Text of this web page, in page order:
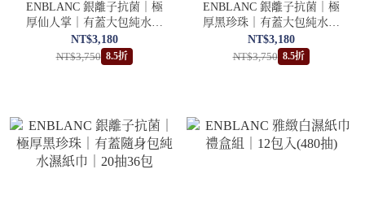
ENBLANC 銀離子抗菌｜極
厚仙人掌｜有蓋大包純水濕
紙巾｜68抽30包
NT$3,180
NT$3,750 8.5折
ENBLANC 銀離子抗菌｜極
厚黑珍珠｜有蓋大包純水濕
紙巾｜70抽30包
NT$3,180
NT$3,750 8.5折